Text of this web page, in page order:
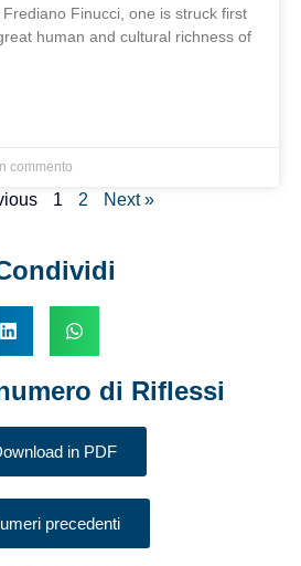
Finucci, one is struck first
human and cultural richness of
commento
1 2 Next »
di Riflessi
in PDF
precedenti